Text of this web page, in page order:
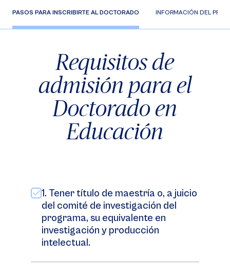
PASOS PARA INSCRIBIRTE AL DOCTORADO INFORMACIÓN DEL
Requisitos de
admisión para el
Doctorado en
Educación
1. Tener título de maestría o, a juicio
del comité de investigación del
programa, su equivalente en
investigación y producción
intelectual.